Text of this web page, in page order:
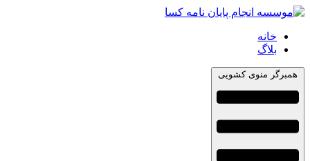
خانه
بلاگ
همبرگر منوی کشویی